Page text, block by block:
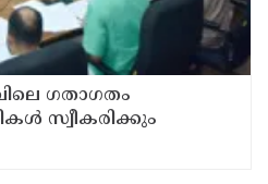
ഗതാഗതം
സ്വീകരിക്കും